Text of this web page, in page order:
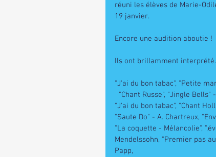
réuni les élèves de Marie-
19 janvier.
Encore une audition aboutie !
Ils ont brillamment
"J'ai du bon tabac", "Petite
"Chant Russe", "Jingle Bells"
"J'ai du bon tabac", "Chant
"Saute Do" - A. Chartreux,
"La coquette - Mélancolie",
Mendelssohn, "Premier pas
Papp,